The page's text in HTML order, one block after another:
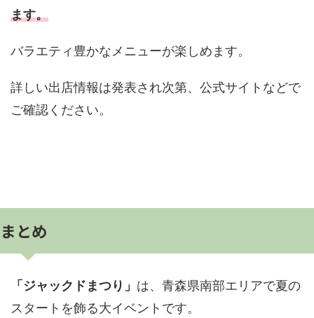
ます。
バラエティ豊かなメニューが楽しめます。
詳しい出店情報は発表され次第、公式サイトなどで
ご確認ください。
まとめ
「ジャックドまつり」 は、青森県南部エリアで夏の
スタートを飾る大イベントです。